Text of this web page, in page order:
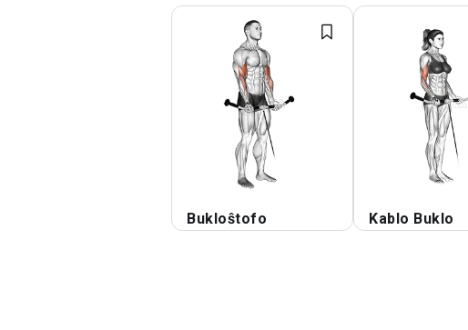
Bukloŝtofo Kablo Buklo